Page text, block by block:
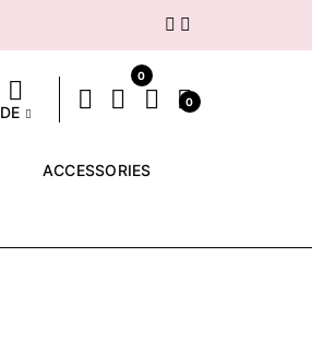
Weiter
DE
0
0
ACCESSORIES